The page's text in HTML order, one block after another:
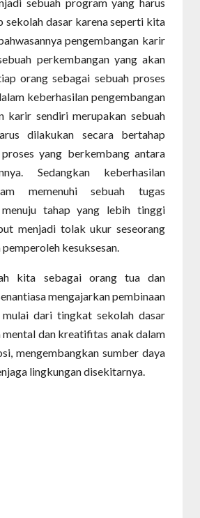
sekolah dasar karena seperti kita
pengembangan karir
perkembangan yang akan
orang sebagai sebuah proses
keberhasilan pengembangan
karir sendiri merupakan sebuah
dilakukan secara bertahap
yang berkembang antara
Sedangkan keberhasilan
memenuhi sebuah tugas
menuju tahap yang lebih tinggi
menjadi tolak ukur seseorang
kesuksesan.
kita sebagai orang tua dan
mengajarkan pembinaan
dari tingkat sekolah dasar
mental dan kreatifitas anak dalam
mengembangkan sumber daya
lingkungan disekitarnya.